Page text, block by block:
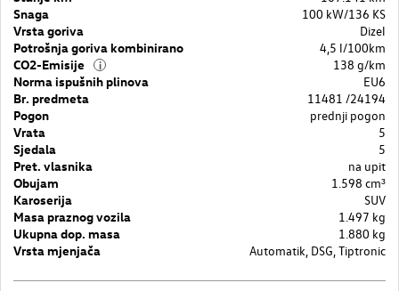
Snaga
100 kW/136 KS
Vrsta goriva
Dizel
Potrošnja goriva kombinirano
4,5 l/100km
CO2-Emisije
i
138 g/km
Norma ispušnih plinova
EU6
Br. predmeta
11481 /24194
Pogon
prednji pogon
Vrata
5
Sjedala
5
Pret. vlasnika
na upit
Obujam
1.598 cm³
Karoserija
SUV
Masa praznog vozila
1.497 kg
Ukupna dop. masa
1.880 kg
Vrsta mjenjača
Automatik, DSG, Tiptronic